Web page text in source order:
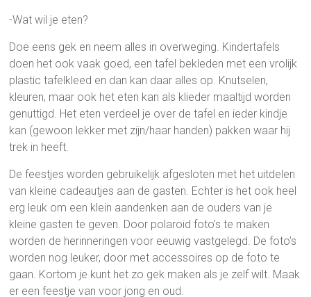
-Wat wil je eten?
Doe eens gek en neem alles in overweging. Kindertafels
doen het ook vaak goed, een tafel bekleden met een vrolijk
plastic tafelkleed en dan kan daar alles op. Knutselen,
kleuren, maar ook het eten kan als klieder maaltijd worden
genuttigd. Het eten verdeel je over de tafel en ieder kindje
kan (gewoon lekker met zijn/haar handen) pakken waar hij
trek in heeft.
De feestjes worden gebruikelijk afgesloten met het uitdelen
van kleine cadeautjes aan de gasten. Echter is het ook heel
erg leuk om een klein aandenken aan de ouders van je
kleine gasten te geven. Door polaroid foto’s te maken
worden de herinneringen voor eeuwig vastgelegd. De foto’s
worden nog leuker, door met accessoires op de foto te
gaan. Kortom je kunt het zo gek maken als je zelf wilt. Maak
er een feestje van voor jong en oud.